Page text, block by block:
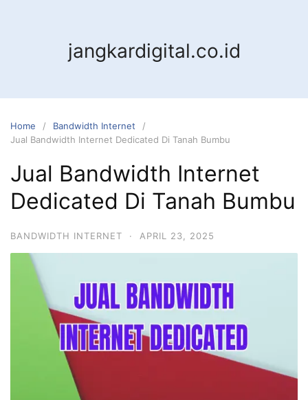
jangkardigital.co.id
Home
Bandwidth Internet
Jual Bandwidth Internet Dedicated Di Tanah Bumbu
Jual Bandwidth Internet
Dedicated Di Tanah Bumbu
BANDWIDTH INTERNET · APRIL 23, 2025